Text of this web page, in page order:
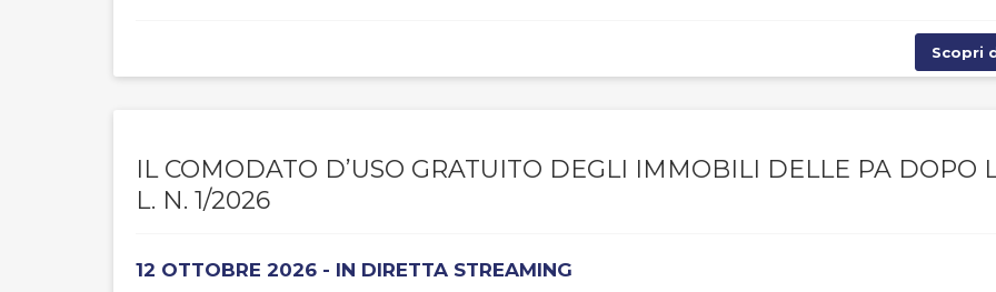
Scopri
IL COMODATO D’USO GRATUITO DEGLI IMMOBILI DELLE PA DOPO
L. N. 1/2026
12 OTTOBRE 2026 - IN DIRETTA STREAMING